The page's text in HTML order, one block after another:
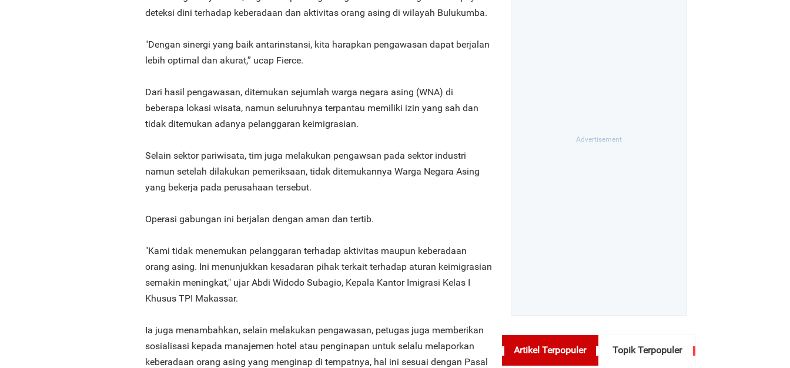
deteksi dini terhadap keberadaan dan aktivitas orang asing di wilayah Bulukumba.
"Dengan sinergi yang baik antarinstansi, kita harapkan pengawasan dapat berjalan
lebih optimal dan akurat,” ucap Fierce.
Dari hasil pengawasan, ditemukan sejumlah warga negara asing (WNA) di
beberapa lokasi wisata, namun seluruhnya terpantau memiliki izin yang sah dan
tidak ditemukan adanya pelanggaran keimigrasian.
Selain sektor pariwisata, tim juga melakukan pengawsan pada sektor industri
namun setelah dilakukan pemeriksaan, tidak ditemukannya Warga Negara Asing
yang bekerja pada perusahaan tersebut.
Operasi gabungan ini berjalan dengan aman dan tertib.
"Kami tidak menemukan pelanggaran terhadap aktivitas maupun keberadaan
orang asing. Ini menunjukkan kesadaran pihak terkait terhadap aturan keimigrasian
semakin meningkat," ujar Abdi Widodo Subagio, Kepala Kantor Imigrasi Kelas I
Khusus TPI Makassar.
Ia juga menambahkan, selain melakukan pengawasan, petugas juga memberikan
sosialisasi kepada manajemen hotel atau penginapan untuk selalu melaporkan
keberadaan orang asing yang menginap di tempatnya, hal ini sesuai dengan Pasal
Artikel Terpopuler Topik Terpopuler